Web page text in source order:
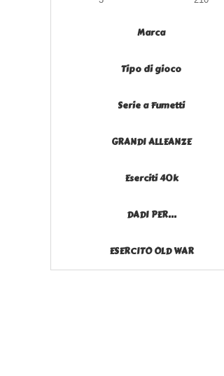
Marca
Tipo di gioco
Serie a Fumetti
GRANDI ALLEANZE
Eserciti 40k
DADI PER...
ESERCITO OLD WAR